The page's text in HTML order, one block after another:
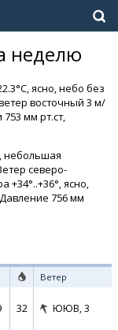
неделю
ясно, небо без
восточный 3 м/
мм рт.ст,
небольшая
северо-
+34°..+36°, ясно,
756 мм
Ветер
32 ЮЮВ, 3